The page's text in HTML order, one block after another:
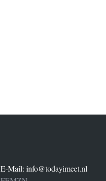
E-Mail:info@todayimeet.nl